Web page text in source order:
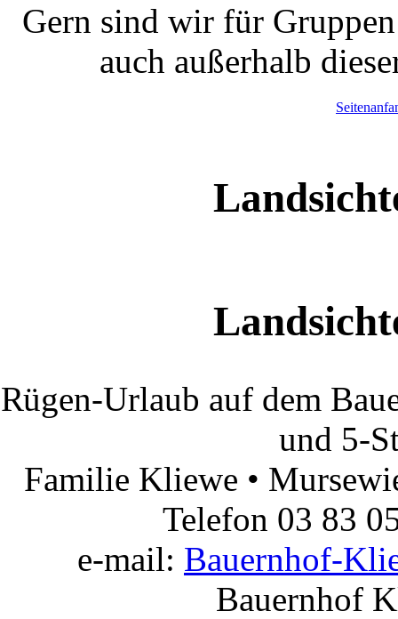
Gern sind wir für
auch außerhalb
Rügen-Urlaub auf dem
und 5-
Familie Kliewe •
Telefon 03 83
e-mail: Bauernhof-
Bauernhof